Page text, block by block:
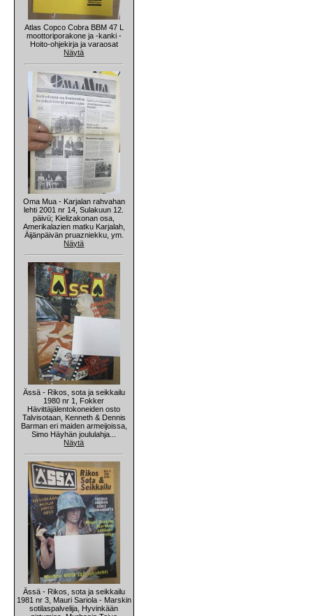
Atlas Copco Cobra BBM 47 L
moottoriporakone ja -kanki -
Hoito-ohjekirja ja varaosat
Näytä
Oma Mua - Karjalan rahvahan
lehti 2001 nr 14, Sulakuun 12.
päivü; Kielizakonan osa,
Amerikalazien matku Karjalah,
Äijänpäivän pruazniekku, ym.
Näytä
Ässä - Rikos, sota ja seikkailu
1980 nr 1, Fokker
Hävittäjälentokoneiden osto
Talvisotaan, Kenneth & Dennis
Barman eri maiden armeijoissa,
Simo Häyhän joululahja...
Näytä
Ässä - Rikos, sota ja seikkailu
1981 nr 3, Mauri Sariola - Marskin
sotilaspalvelija, Hyvinkään